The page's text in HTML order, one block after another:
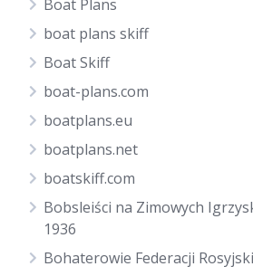
Boat Plans
boat plans skiff
Boat Skiff
boat-plans.com
boatplans.eu
boatplans.net
boatskiff.com
Bobsleiści na Zimowych
1936
Bohaterowie Federacji